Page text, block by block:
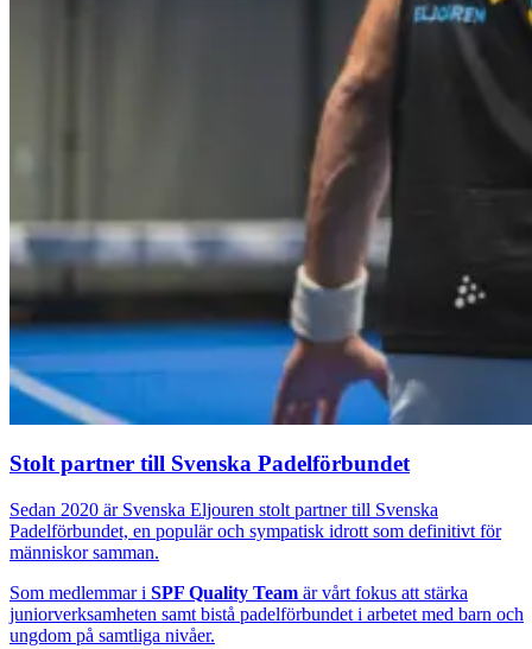
Stolt partner till Svenska Padelförbundet
Sedan 2020 är Svenska Eljouren stolt partner till Svenska
Padelförbundet, en populär och sympatisk idrott som definitivt för
människor samman.
Som medlemmar i SPF Quality Team är vårt fokus att stärka
juniorverksamheten samt bistå padelförbundet i arbetet med barn och
ungdom på samtliga nivåer.